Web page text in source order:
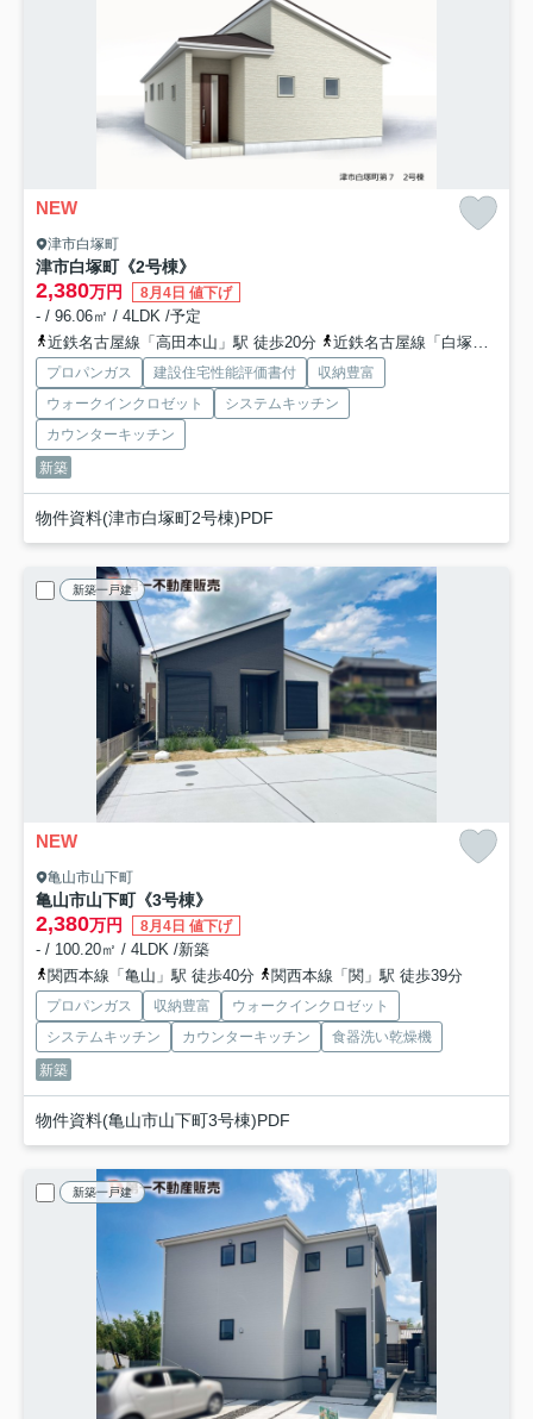
NEW
津市白塚町
津市白塚町《2号棟》
2,380万円 8月4日 値下げ
- / 96.06㎡ / 4LDK /予定
近鉄名古屋線「高田本山」駅 徒歩20分
近鉄名古屋線「白塚」駅 徒歩25分
プロパンガス 建設住宅性能評価書付
収納豊富
ウォークインクロゼット
システムキッチン
カウンターキッチン
新築
物件資料(津市白塚町2号棟)PDF
新築一戸建
NEW
亀山市山下町
亀山市山下町《3号棟》
2,380万円 8月4日 値下げ
- / 100.20㎡ / 4LDK /新築
関西本線「亀山」駅 徒歩40分
関西本線「関」駅 徒歩39分
プロパンガス 収納豊富
ウォークインクロゼット
システムキッチン
カウンターキッチン
食器洗い乾燥機
新築
物件資料(亀山市山下町3号棟)PDF
新築一戸建